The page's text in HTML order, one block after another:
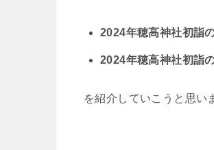
2024年穂高神社初詣
2024年穂高神社初詣
を紹介していこうと思い